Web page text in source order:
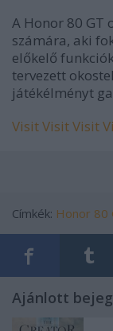
A Honor 80 GT
számára, aki
előkelő
tervezett
játékélményt
VisitVisitVisit
Címkék: Honor 80
Ajánlott